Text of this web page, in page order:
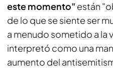
este momento" están
de lo que se siente ser
a menudo sometido a la
interpretó como una
aumento del